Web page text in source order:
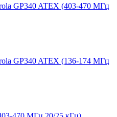
GP340 ATEX (403-470 МГц
GP340 ATEX (136-174 МГц